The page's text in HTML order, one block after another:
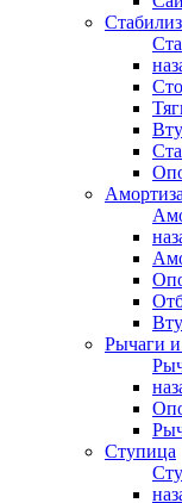
Рычаги
Ступица